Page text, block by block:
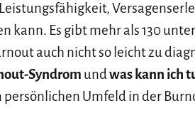
kann. Es gibt mehr als 130
auch nicht so leicht zu
Syndrom undwas kann ich
persönlichen Umfeld in der